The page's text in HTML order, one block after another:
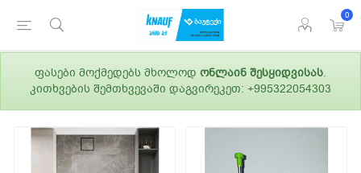
0
ფასები მოქმედებს მხოლოდ ონლაინ შესყიდვისას.
კითხვების შემთხვევაში დაგვირეკეთ: +995322054303